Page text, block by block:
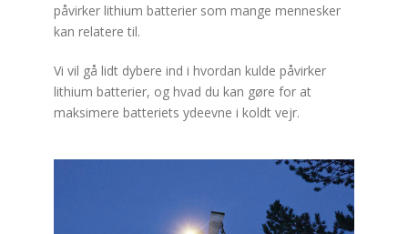
påvirker lithium batterier som mange mennesker
kan relatere til.
Vi vil gå lidt dybere ind i hvordan kulde påvirker
lithium batterier, og hvad du kan gøre for at
maksimere batteriets ydeevne i koldt vejr.